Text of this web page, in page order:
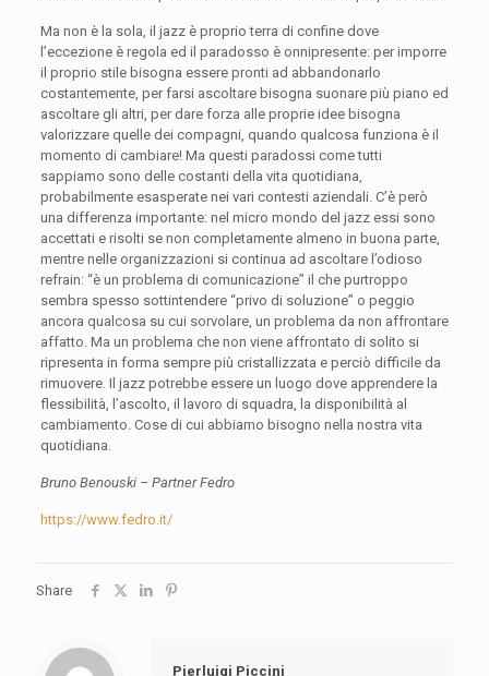
Ma non è la sola, il jazz è proprio terra di confine dove
l’eccezione è regola ed il paradosso è onnipresente: per imporre
il proprio stile bisogna essere pronti ad abbandonarlo
costantemente, per farsi ascoltare bisogna suonare più piano ed
ascoltare gli altri, per dare forza alle proprie idee bisogna
valorizzare quelle dei compagni, quando qualcosa funziona è il
momento di cambiare! Ma questi paradossi come tutti
sappiamo sono delle costanti della vita quotidiana,
probabilmente esasperate nei vari contesti aziendali. C’è però
una differenza importante: nel micro mondo del jazz essi sono
accettati e risolti se non completamente almeno in buona parte,
mentre nelle organizzazioni si continua ad ascoltare l’odioso
refrain: “è un problema di comunicazione” il che purtroppo
sembra spesso sottintendere “privo di soluzione” o peggio
ancora qualcosa su cui sorvolare, un problema da non affrontare
affatto. Ma un problema che non viene affrontato di solito si
ripresenta in forma sempre più cristallizzata e perciò difficile da
rimuovere. Il jazz potrebbe essere un luogo dove apprendere la
flessibilità, l’ascolto, il lavoro di squadra, la disponibilità al
cambiamento. Cose di cui abbiamo bisogno nella nostra vita
quotidiana.
Bruno Benouski – Partner Fedro
https://www.fedro.it/
Share
Pierluigi Piccini